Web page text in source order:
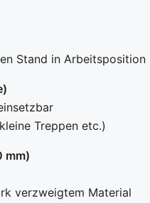
Stand in Arbeitsposition
Treppen etc.)
mm)
verzweigtem Material